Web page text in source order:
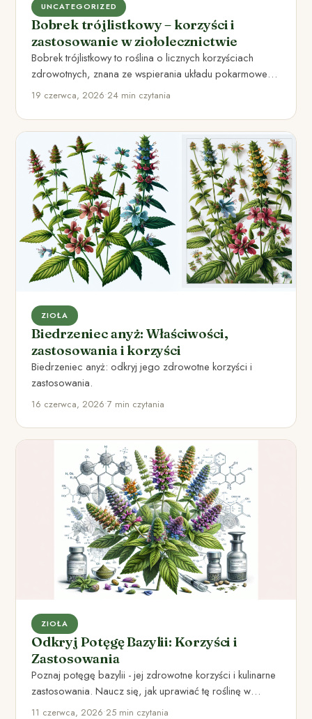
UNCATEGORIZED
Bobrek trójlistkowy – korzyści i
zastosowanie w ziołolecznictwie
Bobrek trójlistkowy to roślina o licznych korzyściach
zdrowotnych, znana ze wspierania układu pokarmowego
i działania przeciwzapalnego.
19 czerwca, 2026•24 min czytania
ZIOŁA
Biedrzeniec anyż: Właściwości,
zastosowania i korzyści
Biedrzeniec anyż: odkryj jego zdrowotne korzyści i
zastosowania.
16 czerwca, 2026•7 min czytania
ZIOŁA
Odkryj Potęgę Bazylii: Korzyści i
Zastosowania
Poznaj potęgę bazylii - jej zdrowotne korzyści i kulinarne
zastosowania. Naucz się, jak uprawiać tę roślinę w
domowym…
11 czerwca, 2026•25 min czytania